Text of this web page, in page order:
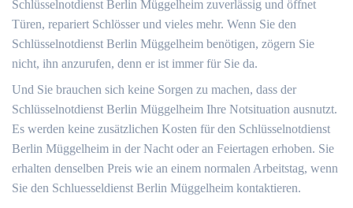
Schlüsselnotdienst Berlin Müggelheim zuverlässig und öffnet
Türen, repariert Schlösser und vieles mehr. Wenn Sie den
Schlüsselnotdienst Berlin Müggelheim benötigen, zögern Sie
nicht, ihn anzurufen, denn er ist immer für Sie da.
Und Sie brauchen sich keine Sorgen zu machen, dass der
Schlüsselnotdienst Berlin Müggelheim Ihre Notsituation ausnutzt.
Es werden keine zusätzlichen Kosten für den Schlüsselnotdienst
Berlin Müggelheim in der Nacht oder an Feiertagen erhoben. Sie
erhalten denselben Preis wie an einem normalen Arbeitstag, wenn
Sie den Schluesseldienst Berlin Müggelheim kontaktieren.